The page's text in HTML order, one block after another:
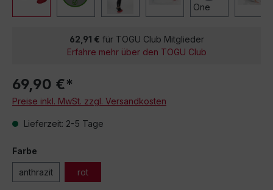
62,91 € für TOGU Club Mitglieder
Erfahre mehr über den TOGU Club
69,90 €*
Preise inkl. MwSt. zzgl. Versandkosten
Lieferzeit: 2-5 Tage
Farbe
anthrazit rot